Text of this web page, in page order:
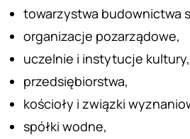
towarzystwa budownictwa
organizacje pozarządowe,
uczelnie i instytucje kultury,
przedsiębiorstwa,
kościoły i związki
spółki wodne,